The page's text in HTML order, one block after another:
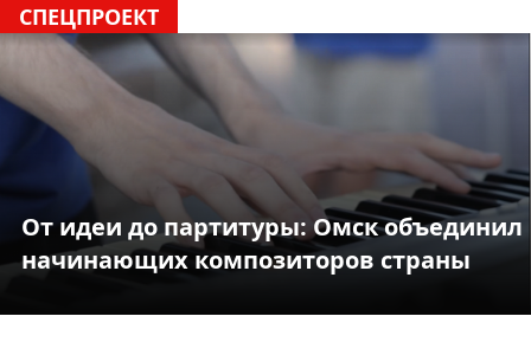
СПЕЦПРОЕКТ
От идеи до партитуры: Омск объединил
начинающих композиторов страны